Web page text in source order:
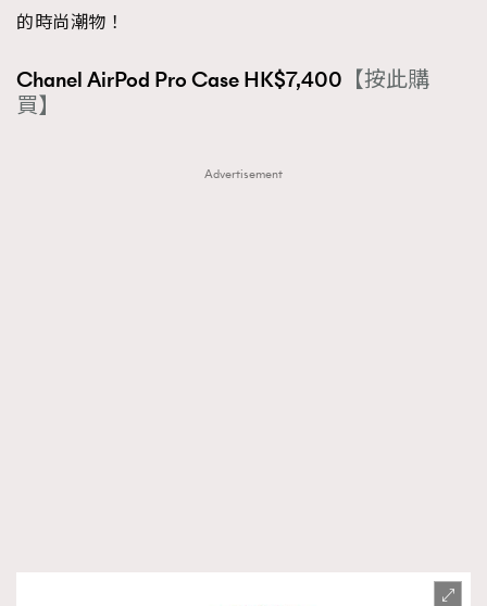
的時尚潮物！
Chanel AirPod Pro Case HK$7,400 【按此購
買】
Advertisement